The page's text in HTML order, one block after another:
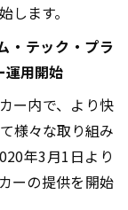
します。
・テック・プラ
運用開始
ー内で、より快
様々な取り組み
年3月1日より
ーの提供を開始